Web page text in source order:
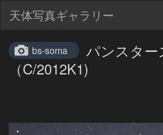
天体写真ギャラリー
bs-soma
パンスター
（C/2012K1)